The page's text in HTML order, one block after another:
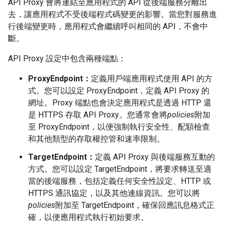
API Proxy 會將連結至應用程式的 API 從後端服務分離出
去，讓應用程式不受後端程式碼變更的影響。當您對服務進
行後端變更時，應用程式會繼續呼叫相同的 API，不會中
斷。
API Proxy 設定中包含兩種端點：
ProxyEndpoint： 定義用戶端應用程式使用 API 的方
式。您可以設定 ProxyEndpoint，定義 API Proxy 的
網址。Proxy 端點也會決定應用程式是透過 HTTP 還
是 HTTPS 存取 API Proxy。您通常會將policies附加
至 ProxyEndpoint，以便強制執行安全性、配額檢查
和其他類型的存取權控管和速率限制。
TargetEndpoint： 定義 API Proxy 與後端服務互動的
方式。您可以設定 TargetEndpoint，將要求轉送至適
當的後端服務，包括定義任何安全性設定、HTTP 或
HTTPS 通訊協定，以及其他連線資訊。您可以將
policies附加至 TargetEndpoint，確保回應訊息格式正
確，以便應用程式執行初始要求。